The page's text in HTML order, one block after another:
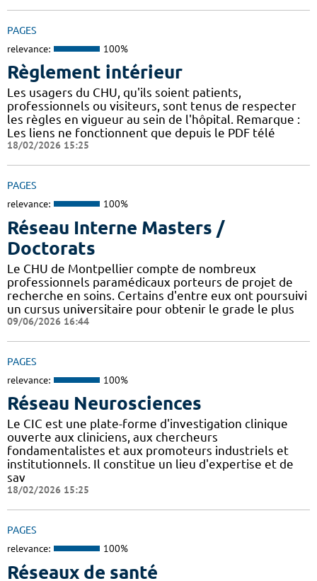
PAGES
relevance: 100%
Règlement intérieur
Les usagers du CHU, qu'ils soient patients,
professionnels ou visiteurs, sont tenus de respecter
les règles en vigueur au sein de l'hôpital. Remarque :
Les liens ne fonctionnent que depuis le PDF télé
18/02/2026 15:25
PAGES
relevance: 100%
Réseau Interne Masters /
Doctorats
Le CHU de Montpellier compte de nombreux
professionnels paramédicaux porteurs de projet de
recherche en soins. Certains d'entre eux ont poursuivi
un cursus universitaire pour obtenir le grade le plus
09/06/2026 16:44
PAGES
relevance: 100%
Réseau Neurosciences
Le CIC est une plate-forme d'investigation clinique
ouverte aux cliniciens, aux chercheurs
fondamentalistes et aux promoteurs industriels et
institutionnels. Il constitue un lieu d'expertise et de
sav
18/02/2026 15:25
PAGES
relevance: 100%
Réseaux de santé